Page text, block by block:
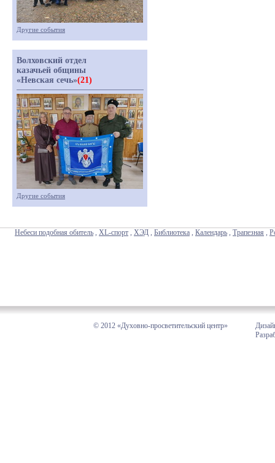
Другие события
Волховский отдел
казачьей общины
«Невская сечь»(21)
Другие события
Небеси подобная обитель , XL-спорт , ХЭД , Библиотека , Календарь , Трапезная ,
© 2012 «Духовно-просветительский центр»